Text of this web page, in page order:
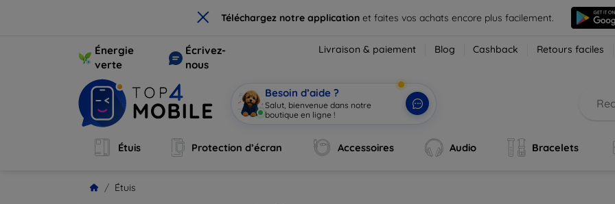
× Téléchargez notre application et faites vos achats encore plus facilement.
Énergie
verte
Écrivez-
nous
Livraison & paiement Blog Cashback Retours faciles
Besoin d’aide ?
Salut, bienvenue dans notre
boutique en ligne !
Étuis Protection d’écran Accessoires Audio Bracelets
Étuis